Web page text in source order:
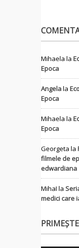
Mihaela la
Epoca
Angelala
Epoca
Mihaela la
Epoca
Georgeta la
filmele de
edwardiana
MihaI la
medici care